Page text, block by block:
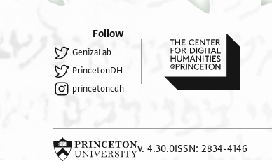
Follow
GenizaLab
PrincetonDH
princetoncdh
ISSN: 2834-4146
v. 4.30.0